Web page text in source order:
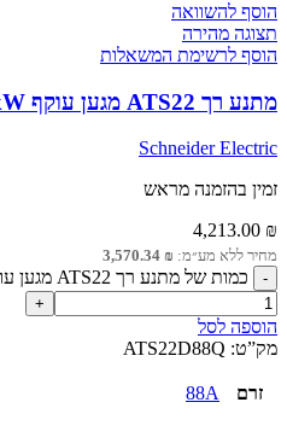
הוסף להשוואה
תצוגה מהירה
הוסף לרשימת המשאלות
מתנע רך ATS22 מגען עוקף 45kW
Schneider Electric
זמין בהזמנה מראש
4,213.00 ₪
מחיר ללא מע״מ: 3,570.34 ₪
כמות של מתנע רך ATS22 מגען עוקף 45kW
הוספה לסל
מק”ט: ATS22D88Q
זרם 88A